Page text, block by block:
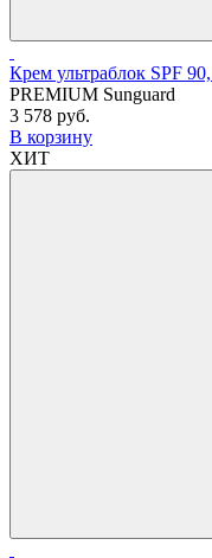
Крем ультраблок SPF
PREMIUM Sunguard
3 578 руб.
В корзину
ХИТ